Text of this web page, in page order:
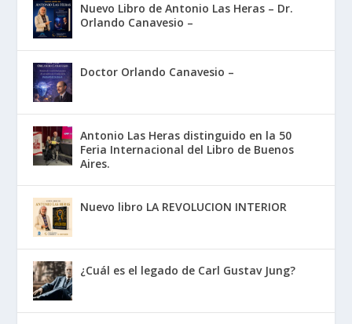
Nuevo Libro de Antonio Las Heras – Dr.
Orlando Canavesio –
Doctor Orlando Canavesio –
Antonio Las Heras distinguido en la 50
Feria Internacional del Libro de Buenos
Aires.
Nuevo libro LA REVOLUCION INTERIOR
¿Cuál es el legado de Carl Gustav Jung?